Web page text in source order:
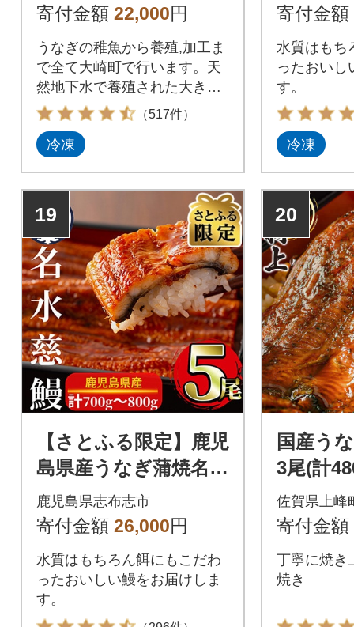
寄付金額 22,000円
うなぎの稚魚から養殖,加工ま
で全て大崎町で行います。天
然地下水で養殖された大きめ
のうなぎは身がふっくらし無
着色たれでしっかり焼き上げ
おいしさをそのままに真空パ
いてのご注意】※うなぎの特
性上、小骨がありますのでご
注意ください。特にお子様、
お年寄りにはご注意頂きお召
し上がりください。
（517件）
冷凍
寄付金額
水質はもち
ったおいし
す。
冷凍
19
【さとふる限定】鹿児
島県産うなぎ蒲焼名水
慈鰻5尾(合計700g~80
0g)
鹿児島県志布志市
寄付金額 26,000円
水質はもちろん餌にもこだわ
ったおいしい鰻をお届けしま
す。
20
国産う
3尾(計
佐賀県上峰
寄付金額
丁寧に焼き
焼き